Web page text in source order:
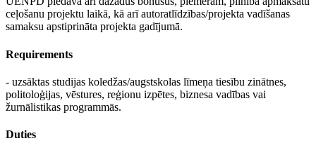
ceļošanu projektu laikā, kā arī autoratlīdzības/projekta vadīšanas
samaksu apstiprināta projekta gadījumā.
Requirements
- uzsāktas studijas koledžas/augstskolas līmeņa tiesību zinātnes,
politoloģijas, vēstures, reģionu izpētes, biznesa vadības vai
žurnālistikas programmās.
Duties